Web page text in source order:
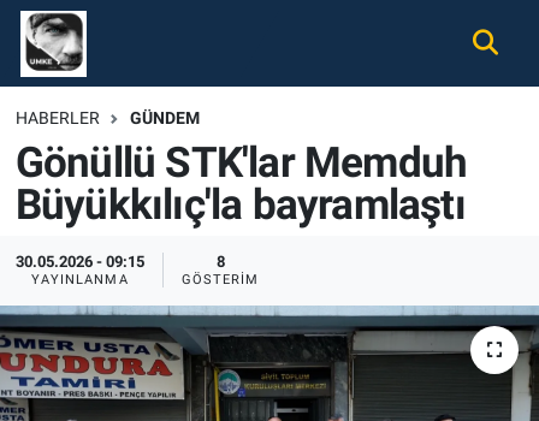
HABERLER GÜNDEM
Gönüllü STK'lar Memduh
Büyükkılıç'la bayramlaştı
30.05.2026 - 09:15
YAYINLANMA
8
GÖSTERIM
Gündem
Ekonomi
Spor
Magazin
Tüm Haberler
İletişim
Nöbetçi Eczaneler
Hava Durumu
Namaz Vakitleri
Trafik Durumu
Süper Lig Puan Durumu ve Fikstür
Tüm Manşetler